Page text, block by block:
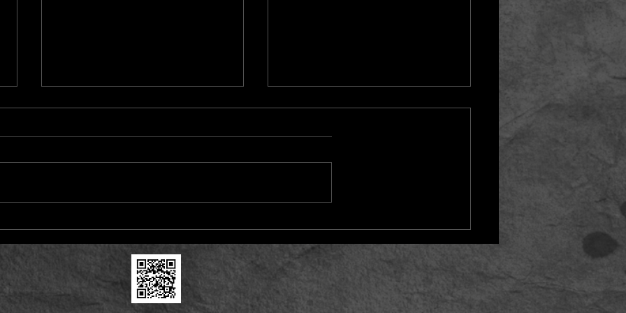
48. Esquerda x Direita
A direita fazer maldade todo
fábula. Já a esquerda não...
47. A mulher diante do